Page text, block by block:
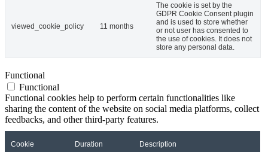
viewed_cookie_policy 11 months
The cookie is set by the
GDPR Cookie Consent plugin
and is used to store whether
or not user has consented to
the use of cookies. It does not
store any personal data.
Functional
Functional
Functional cookies help to perform certain functionalities like
sharing the content of the website on social media platforms, collect
feedbacks, and other third-party features.
Cookie Duration Description